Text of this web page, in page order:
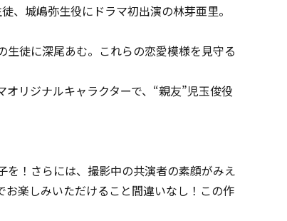
、城嶋弥生役にドラマ初出演の林芽亜里。
徒に深尾あむ。これらの恋愛模様を見守る
リジナルキャラクターで、“親友”児玉俊役
！さらには、撮影中の共演者の素顔がみえ
楽しみいただけること間違いなし！この作